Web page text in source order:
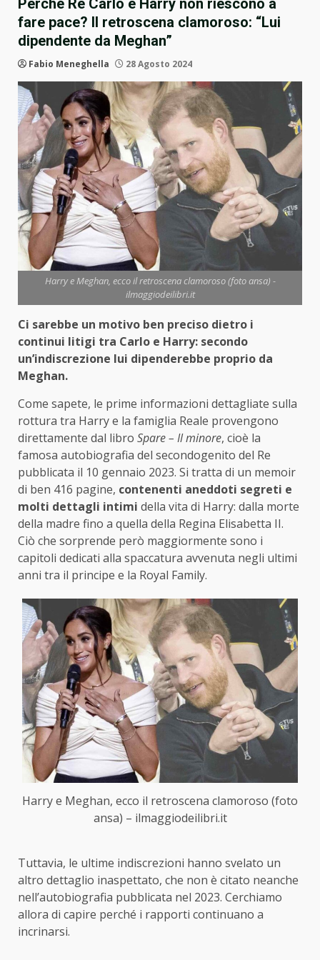
Perché Re Carlo e Harry non riescono a
fare pace? Il retroscena clamoroso: “Lui
dipendente da Meghan”
Fabio Meneghella 28 Agosto 2024
Harry e Meghan, ecco il retroscena clamoroso (foto ansa) -
ilmaggiodeilibri.it
Ci sarebbe un motivo ben preciso dietro i
continui litigi tra Carlo e Harry: secondo
un’indiscrezione lui dipenderebbe proprio da
Meghan.
Come sapete, le prime informazioni dettagliate sulla
rottura tra Harry e la famiglia Reale provengono
direttamente dal libro Spare – Il minore, cioè la
famosa autobiografia del secondogenito del Re
pubblicata il 10 gennaio 2023. Si tratta di un memoir
di ben 416 pagine, contenenti aneddoti segreti e
molti dettagli intimi della vita di Harry: dalla morte
della madre fino a quella della Regina Elisabetta II.
Ciò che sorprende però maggiormente sono i
capitoli dedicati alla spaccatura avvenuta negli ultimi
anni tra il principe e la Royal Family.
Harry e Meghan, ecco il retroscena clamoroso (foto
ansa) – ilmaggiodeilibri.it
Tuttavia, le ultime indiscrezioni hanno svelato un
altro dettaglio inaspettato, che non è citato neanche
nell’autobiografia pubblicata nel 2023. Cerchiamo
allora di capire perché i rapporti continuano a
incrinarsi.